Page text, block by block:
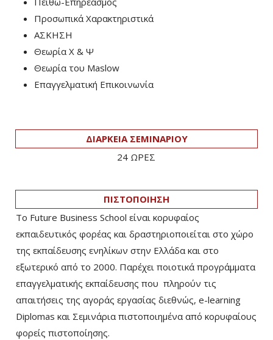
Προσωπικά Χαρακτηριστικά
ΑΣΚΗΣΗ
Θεωρία Χ & Ψ
Θεωρία του Maslow
Επαγγελματική Επικοινωνία
ΔΙΑΡΚΕΙΑ ΣΕΜΙΝΑΡΙΟΥ
24 ΩΡΕΣ
ΠΙΣΤΟΠΟΙΗΣΗ
Το Future Business School είναι κορυφαίος
εκπαιδευτικός φορέας και δραστηριοποιείται στο χώρο
της εκπαίδευσης ενηλίκων στην Ελλάδα και στο
εξωτερικό από το 2000. Παρέχει ποιοτικά προγράμματα
επαγγελματικής εκπαίδευσης που πληρούν τις
απαιτήσεις της αγοράς εργασίας διεθνώς, e-learning
Diplomas και Σεμινάρια πιστοποιημένα από κορυφαίους
φορείς πιστοποίησης.